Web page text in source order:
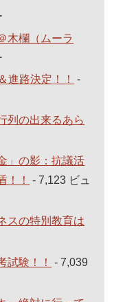
木欄（ムーラ
進路決定！！
-
の出来るあら
」の影：抗議活
！！
- 7,123 ビュ
スの特別教育は
試験！！
- 7,039